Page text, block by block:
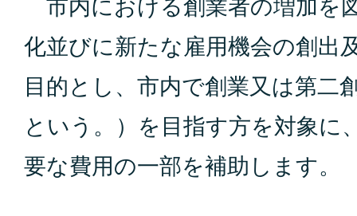
市内における創業者の増加を
化並びに新たな雇用機会の創出
目的とし、市内で創業又は第二
という。）を目指す方を対象に
要な費用の一部を補助します。